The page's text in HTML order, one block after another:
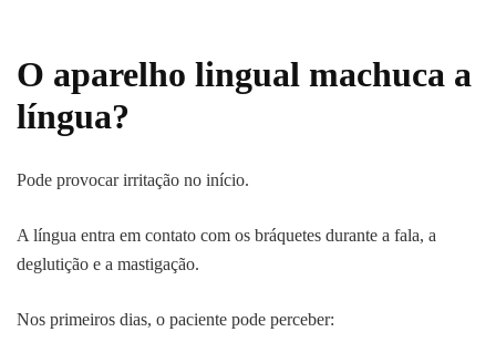
O aparelho lingual machuca a
língua?
Pode provocar irritação no início.
A língua entra em contato com os bráquetes durante a fala, a
deglutição e a mastigação.
Nos primeiros dias, o paciente pode perceber: